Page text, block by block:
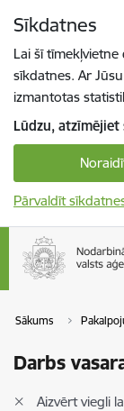
Sīkdatnes
Lai šī
sīkdatnes. Ar
izmantotas
Lūdzu, atzīmējiet
Pārvaldīt
Sākums
Darbs
Aizvērt viegli